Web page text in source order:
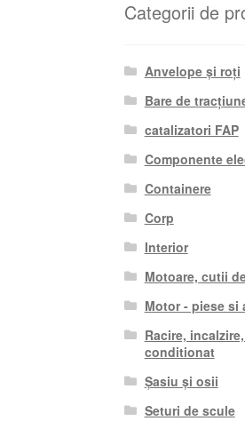
Categorii de
Anvelope și roți
Bare de
catalizatori FAP
Componente
Containere
Corp
Interior
Motoare, cutii
Motor - piese si
Racire,
conditionat
Șasiu și osii
Seturi de scule